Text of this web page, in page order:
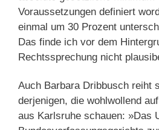
Voraussetzungen definiert
einmal um 30 Prozent
Das finde ich vor dem
Rechtssprechung nicht
Auch Barbara Dribbusch reiht
derjenigen, die wohlwollend
aus Karlsruhe schauen: »Das